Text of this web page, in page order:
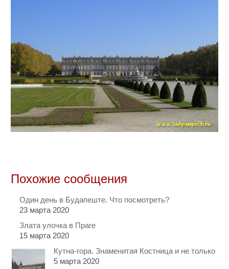
Похожие сообщения
Один день в Будапеште. Что посмотреть?
23 марта 2020
Злата улочка в Праге
15 марта 2020
Кутна-гора. Знаменитая Костница и не только
5 марта 2020